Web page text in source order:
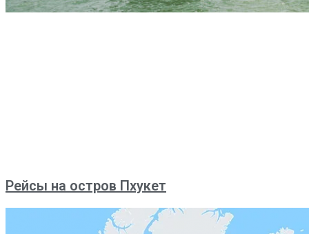
Рейсы на остров Пхукет